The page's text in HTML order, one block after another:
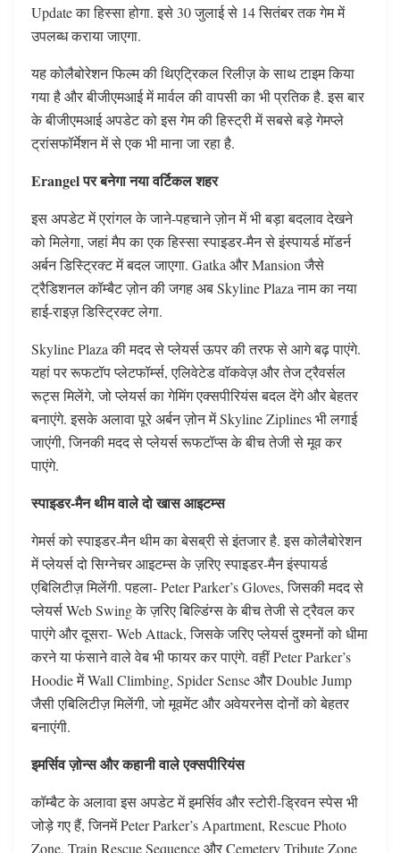
Update का हिस्सा होगा. इसे 30 जुलाई से 14 सितंबर तक गेम में
उपलब्ध कराया जाएगा.
यह कोलैबोरेशन फिल्म की थिएट्रिकल रिलीज़ के साथ टाइम किया
गया है और बीजीएमआई में मार्वल की वापसी का भी प्रतिक है. इस बार
के बीजीएमआई अपडेट को इस गेम की हिस्ट्री में सबसे बड़े गेमप्ले
ट्रांसफॉर्मेशन में से एक भी माना जा रहा है.
Erangel पर बनेगा नया वर्टिकल शहर
इस अपडेट में एरांगल के जाने-पहचाने ज़ोन में भी बड़ा बदलाव देखने
को मिलेगा, जहां मैप का एक हिस्सा स्पाइडर-मैन से इंस्पायर्ड मॉडर्न
अर्बन डिस्ट्रिक्ट में बदल जाएगा. Gatka और Mansion जैसे
ट्रैडिशनल कॉम्बैट ज़ोन की जगह अब Skyline Plaza नाम का नया
हाई-राइज़ डिस्ट्रिक्ट लेगा.
Skyline Plaza की मदद से प्लेयर्स ऊपर की तरफ से आगे बढ़ पाएंगे.
यहां पर रूफटॉप प्लेटफॉर्म्स, एलिवेटेड वॉकवेज़ और तेज ट्रैवर्सल
रूट्स मिलेंगे, जो प्लेयर्स का गेमिंग एक्सपीरियंस बदल देंगे और बेहतर
बनाएंगे. इसके अलावा पूरे अर्बन ज़ोन में Skyline Ziplines भी लगाई
जाएंगी, जिनकी मदद से प्लेयर्स रूफटॉप्स के बीच तेजी से मूव कर
पाएंगे.
स्पाइडर-मैन थीम वाले दो खास आइटम्स
गेमर्स को स्पाइडर-मैन थीम का बेसब्री से इंतजार है. इस कोलैबोरेशन
में प्लेयर्स दो सिग्नेचर आइटम्स के ज़रिए स्पाइडर-मैन इंस्पायर्ड
एबिलिटीज़ मिलेंगी. पहला- Peter Parker’s Gloves, जिसकी मदद से
प्लेयर्स Web Swing के ज़रिए बिल्डिंग्स के बीच तेजी से ट्रैवल कर
पाएंगे और दूसरा- Web Attack, जिसके जरिए प्लेयर्स दुश्मनों को धीमा
करने या फंसाने वाले वेब भी फायर कर पाएंगे. वहीं Peter Parker’s
Hoodie में Wall Climbing, Spider Sense और Double Jump
जैसी एबिलिटीज़ मिलेंगी, जो मूवमेंट और अवेयरनेस दोनों को बेहतर
बनाएंगी.
इमर्सिव ज़ोन्स और कहानी वाले एक्सपीरियंस
कॉम्बैट के अलावा इस अपडेट में इमर्सिव और स्टोरी-ड्रिवन स्पेस भी
जोड़े गए हैं, जिनमें Peter Parker’s Apartment, Rescue Photo
Zone, Train Rescue Sequence और Cemetery Tribute Zone